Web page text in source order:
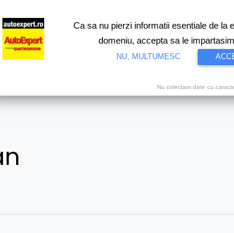
Test drive Motorsport Proiecte speciale
Ca sa nu pierzi informatii esentiale de la
domeniu, accepta sa le
NU, MULTUMESC
Nu colectam date cu